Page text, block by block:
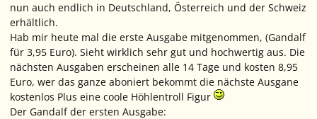
nun auch endlich in Deutschland, Österreich und der Schweiz
erhältlich.
Hab mir heute mal die erste Ausgabe mitgenommen, (Gandalf
für 3,95 Euro). Sieht wirklich sehr gut und hochwertig aus. Die
nächsten Ausgaben erscheinen alle 14 Tage und kosten 8,95
Euro, wer das ganze aboniert bekommt die nächste Ausgane
kostenlos Plus eine coole Höhlentroll Figur
Der Gandalf der ersten Ausgabe: